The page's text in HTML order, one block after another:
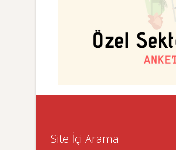
Site İçi Arama